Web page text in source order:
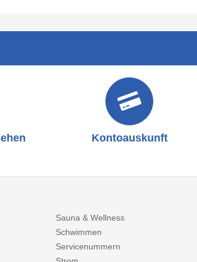
Kontoauskunft
Sauna & Wellness
Schwimmen
Servicenummern